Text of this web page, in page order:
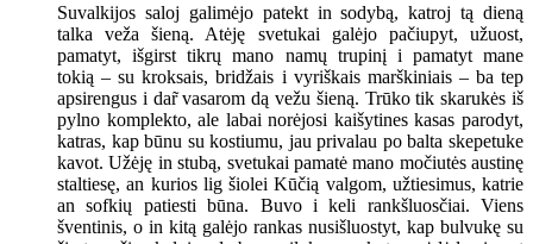
Suvalkijos saloj galimėjo patekt in sodybą, katroj tą dieną
talka veža šieną. Atėję svetukai galėjo pačiupyt, užuost,
pamatyt, išgirst tikrų mano namų trupinį i pamatyt mane
tokią – su kroksais, bridžais i vyriškais marškiniais – ba tep
apsirengus i dar̃ vasarom dą vežu šieną. Trūko tik skarukės iš
pylno komplekto, ale labai norėjosi kaišytines kasas parodyt,
katras, kap būnu su kostiumu, jau privalau po balta skepetuke
kavot. Užėję in stubą, svetukai pamatė mano močiutės austinę
staltiesę, an kurios lig šiolei Kūčią valgom, užtiesimus, katrie
an sofkių patiesti būna. Buvo i keli rankšluosčiai. Viens
šventinis, o in kitą galėjo rankas nusišluostyt, kap bulvukę su